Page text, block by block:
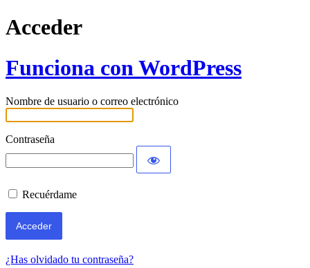
Acceder
Funciona con WordPress
Nombre de usuario o correo electrónico
Contraseña
Recuérdame
¿Has olvidado tu contraseña?